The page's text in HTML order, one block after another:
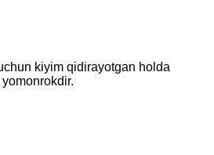
kiyim qidirayotgan holda